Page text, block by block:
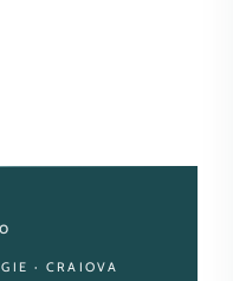
· CRAIOVA